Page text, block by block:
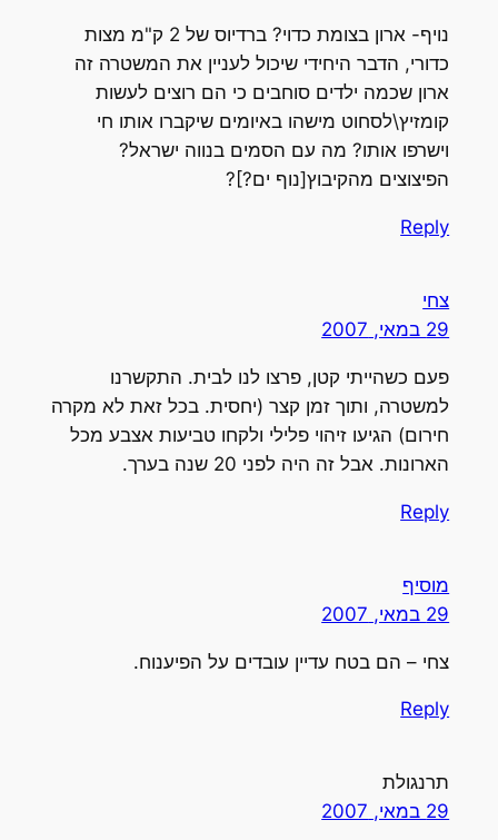
נויף- ארון בצומת כדוי? ברדיוס של 2 ק"מ מצות
כדורי, הדבר היחידי שיכול לעניין את המשטרה זה
ארון שכמה ילדים סוחבים כי הם רוצים לעשות
קומזיץ\לסחוט מישהו באיומים שיקברו אותו חי
וישרפו אותו? מה עם הסמים בנווה ישראל?
הפיצוצים מהקיבוץ[נוף ים?]?
Reply
צחי
29 במאי, 2007
פעם כשהייתי קטן, פרצו לנו לבית. התקשרנו
למשטרה, ותוך זמן קצר (יחסית. בכל זאת לא מקרה
חירום) הגיעו זיהוי פלילי ולקחו טביעות אצבע מכל
הארונות. אבל זה היה לפני 20 שנה בערך.
Reply
מוסיף
29 במאי, 2007
צחי – הם בטח עדיין עובדים על הפיענוח.
Reply
תרנגולת
29 במאי, 2007